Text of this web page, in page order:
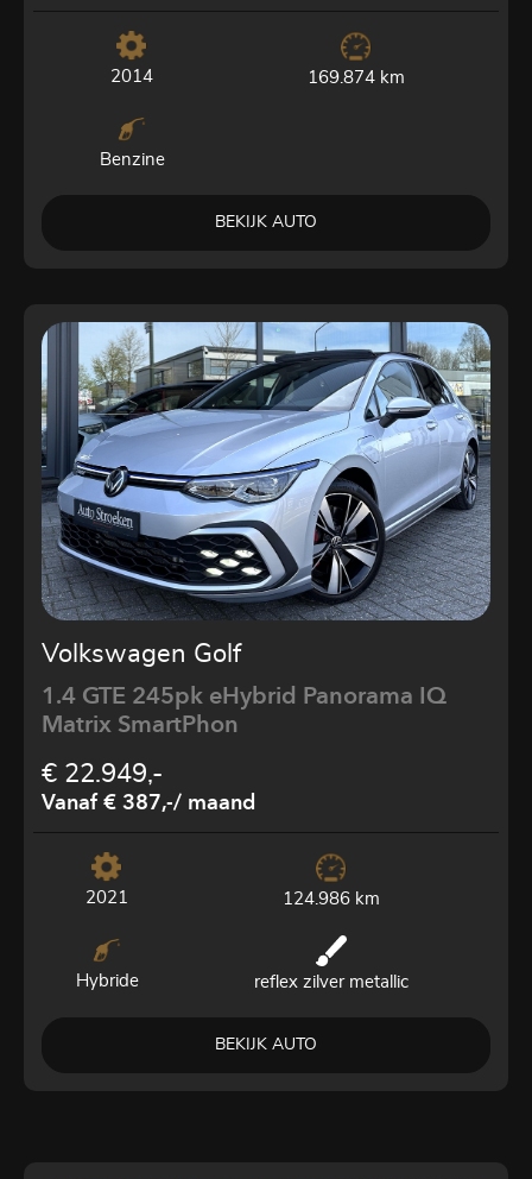
2014 169.874 km
Benzine
BEKIJK AUTO
Volkswagen Golf
1.4 GTE 245pk eHybrid Panorama IQ
Matrix SmartPhon
€ 22.949,-
Vanaf € 387,-/ maand
2021 124.986 km
Hybride reflex zilver metallic
BEKIJK AUTO